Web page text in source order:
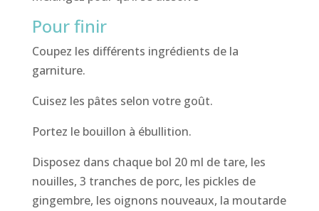
Pour finir
Coupez les différents ingrédients de la
garniture.
Cuisez les pâtes selon votre goût.
Portez le bouillon à ébullition.
Disposez dans chaque bol 20 ml de tare, les
nouilles, 3 tranches de porc, les pickles de
gingembre, les oignons nouveaux, la moutarde